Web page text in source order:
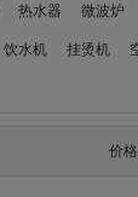
热水器 微波炉
饮水机 挂烫机
价